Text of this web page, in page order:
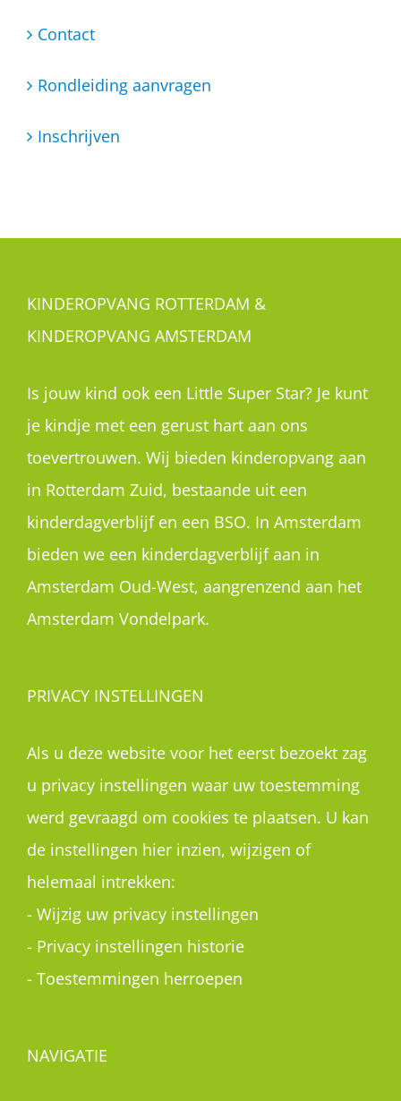
Contact
Rondleiding aanvragen
Inschrijven
KINDEROPVANG ROTTERDAM &
KINDEROPVANG AMSTERDAM
Is jouw kind ook een Little Super Star? Je kunt
je kindje met een gerust hart aan ons
toevertrouwen. Wij bieden kinderopvang aan
in Rotterdam Zuid, bestaande uit een
kinderdagverblijf en een BSO. In Amsterdam
bieden we een kinderdagverblijf aan in
Amsterdam Oud-West, aangrenzend aan het
Amsterdam Vondelpark.
PRIVACY INSTELLINGEN
Als u deze website voor het eerst bezoekt zag
u privacy instellingen waar uw toestemming
werd gevraagd om cookies te plaatsen. U kan
de instellingen hier inzien, wijzigen of
helemaal intrekken:
- Wijzig uw privacy instellingen
- Privacy instellingen historie
- Toestemmingen herroepen
NAVIGATIE